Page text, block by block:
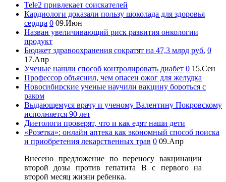
Tele2 привлекает соискателей
Кардиологи доказали пользу шоколада для здоровья
сердца 0 09.Июн
Назван увеличивающий риск развития онкологии
продукт
Бюджет здравоохранения сократят на 47,3 млрд руб. 0
17.Апр
Ученые нашли способ контролировать диабет 0 15.Сен
Профессор объяснил, чем опасен ожог для желудка
Новосибирские ученые научили вакцину бороться с
раком
Выдающемуся врачу и ученому Валентину Покровскому
исполняется 90 лет
Диетологи проверят, что и как едят наши дети
«Розетка»: онлайн аптека как экономный способ поиска
и приобретения лекарственных трав 0 09.Апр
Внесено предложение по переносу вакцинации
второй дозы против гепатита В с первого на
второй месяц жизни ребенка.